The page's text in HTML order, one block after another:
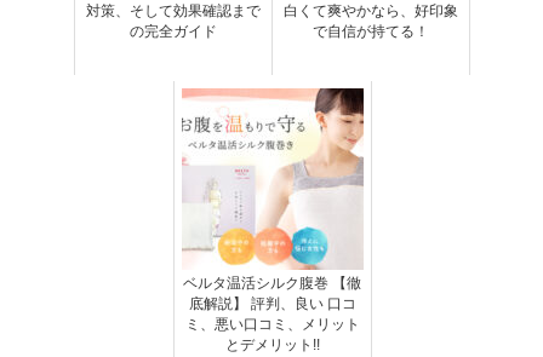
対策、そして効果確認まで
の完全ガイド
白くて爽やかなら、好印象
で自信が持てる！
ベルタ温活シルク腹巻 【徹
底解説】 評判、良い 口コ
ミ、悪い口コミ、メリット
とデメリット!!